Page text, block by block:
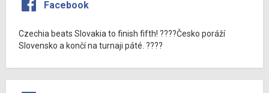
Facebook
Czechia beats Slovakia to finish fifth! ????Česko poráží
Slovensko a končí na turnaji páté. ????